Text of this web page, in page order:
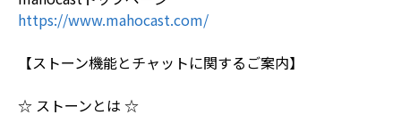
https://www.mahocast.com/
【ストーン機能とチャットに関するご案内】
☆ ストーンとは ☆